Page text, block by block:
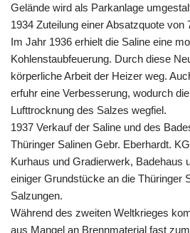
Gelände wird als Parkanlage
1934 Zuteilung einer Absatzquote von
Im Jahr 1936 erhielt die Saline eine
Kohlenstaubfeuerung. Durch diese
körperliche Arbeit der Heizer weg.
erfuhr eine Verbesserung, wodurch
Lufttrocknung des Salzes wegfiel.
1937 Verkauf der Saline und des
Thüringer Salinen Gebr. Eberhardt.
Kurhaus und Gradierwerk, Badehaus
einiger Grundstücke an die Thüringer
Salzungen.
Während des zweiten Weltkrieges
aus Mangel an Brennmaterial fast